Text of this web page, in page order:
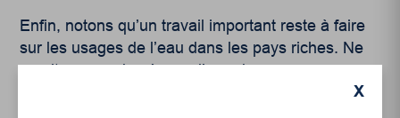
Enfin, notons qu’un travail important reste à faire
sur les usages de l’eau dans les pays riches. Ne
serait-ce que de séparer l’eau dans son usage
fondamental (boire, faire cuire des aliments, etc.),
X